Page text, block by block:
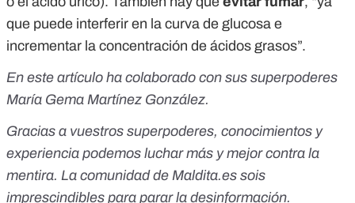
que puede interferir en la curva de glucosa e
incrementar la concentración de ácidos grasos”.
En este artículo ha colaborado con sus superpoderes
María Gema Martínez González.
Gracias a vuestros superpoderes, conocimientos y
experiencia podemos luchar más y mejor contra la
mentira. La comunidad de Maldita.es sois
imprescindibles para parar la desinformación.